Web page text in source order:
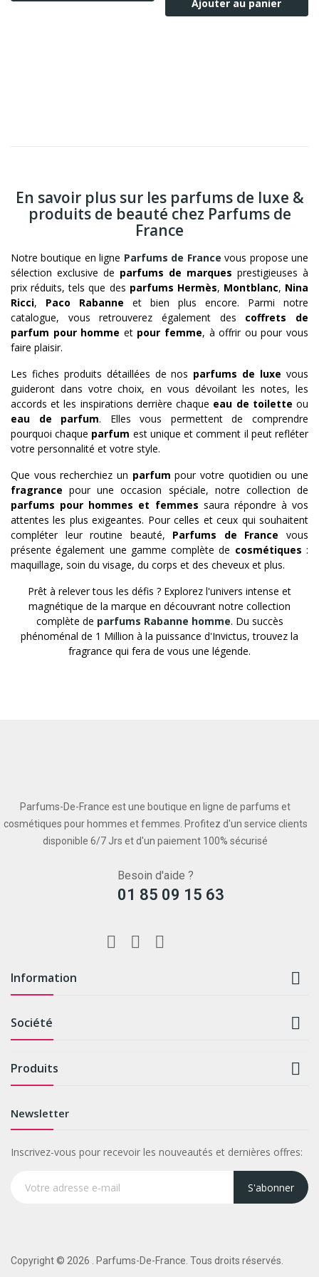
Ajouter au panier
En savoir plus sur les parfums de luxe &
produits de beauté chez Parfums de
France
Notre boutique en ligne Parfums de France vous propose une
sélection exclusive de parfums de marques prestigieuses à
prix réduits, tels que des parfums Hermès, Montblanc, Nina
Ricci, Paco Rabanne et bien plus encore. Parmi notre
catalogue, vous retrouverez également des coffrets de
parfum pour homme et pour femme, à offrir ou pour vous
faire plaisir.
Les fiches produits détaillées de nos parfums de luxe vous
guideront dans votre choix, en vous dévoilant les notes, les
accords et les inspirations derrière chaque eau de toilette ou
eau de parfum. Elles vous permettent de comprendre
pourquoi chaque parfum est unique et comment il peut refléter
votre personnalité et votre style.
Que vous recherchiez un parfum pour votre quotidien ou une
fragrance pour une occasion spéciale, notre collection de
parfums pour hommes et femmes saura répondre à vos
attentes les plus exigeantes. Pour celles et ceux qui souhaitent
compléter leur routine beauté, Parfums de France vous
présente également une gamme complète de cosmétiques :
maquillage, soin du visage, du corps et des cheveux et plus.
Prêt à relever tous les défis ? Explorez l'univers intense et
magnétique de la marque en découvrant notre collection
complète de parfums Rabanne homme. Du succès
phénoménal de 1 Million à la puissance d'Invictus, trouvez la
fragrance qui fera de vous une légende.
Parfums-De-France est une boutique en ligne de parfums et
cosmétiques pour hommes et femmes. Profitez d'un service clients
disponible 6/7 Jrs et d'un paiement 100% sécurisé
Besoin d'aide ?
01 85 09 15 63
Information 
Société 
Produits 
Newsletter
Inscrivez-vous pour recevoir les nouveautés et dernières offres:
S'abonner
Copyright © 2026 . Parfums-De-France. Tous droits réservés.